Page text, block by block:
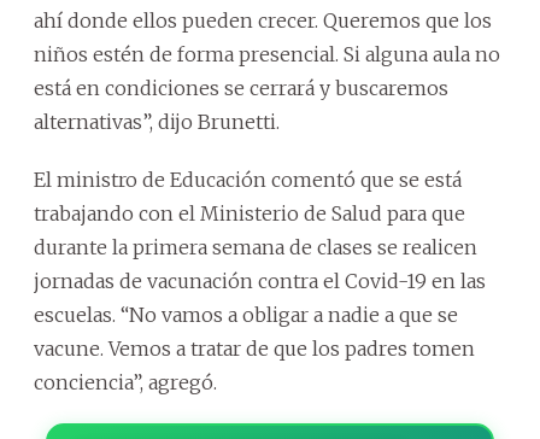
ahí donde ellos pueden crecer. Queremos que los
niños estén de forma presencial. Si alguna aula no
está en condiciones se cerrará y buscaremos
alternativas”, dijo Brunetti.
El ministro de Educación comentó que se está
trabajando con el Ministerio de Salud para que
durante la primera semana de clases se realicen
jornadas de vacunación contra el Covid-19 en las
escuelas. “No vamos a obligar a nadie a que se
vacune. Vemos a tratar de que los padres tomen
conciencia”, agregó.